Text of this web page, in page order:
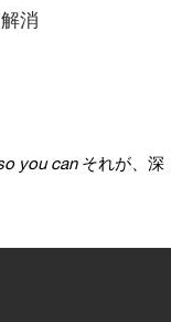
消
you can それが、深